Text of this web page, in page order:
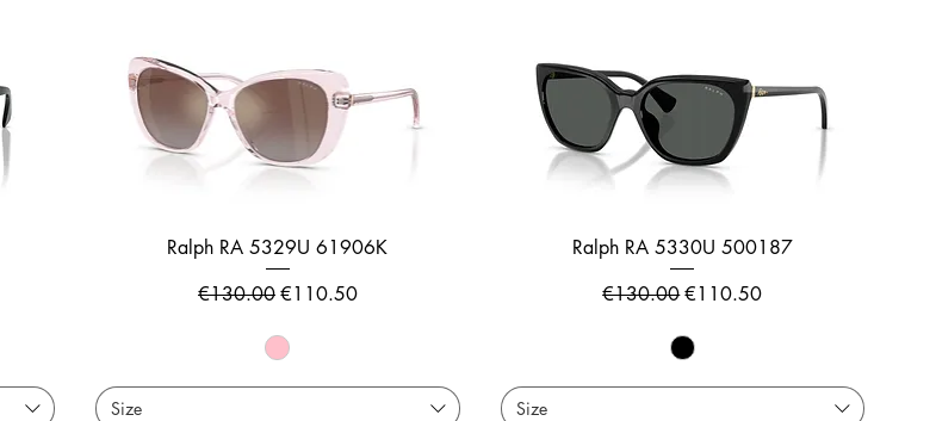
Ralph RA 5329U 61906K
Regular Price
€130.00Sale Price
€110.50
Size
Ralph RA 5330U 500187
Regular Price
€130.00Sale Price
€110.50
Size